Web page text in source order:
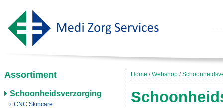
Assortiment
Schoonheidsverzorging
CNC Skincare
Home /Webshop /